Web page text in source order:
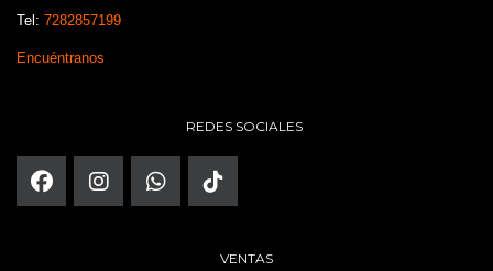
Tel: 7282857199
Encuéntranos
REDES SOCIALES
VENTAS